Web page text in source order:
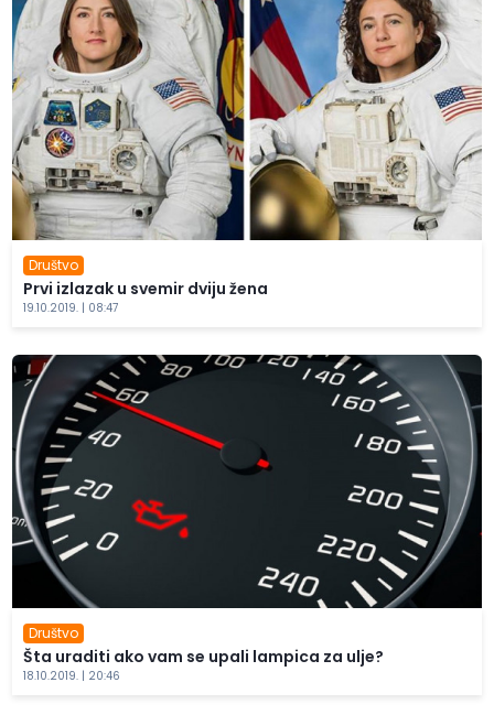
Društvo
Prvi izlazak u svemir dviju žena
19.10.2019. | 08:47
Društvo
Šta uraditi ako vam se upali lampica za ulje?
18.10.2019. | 20:46